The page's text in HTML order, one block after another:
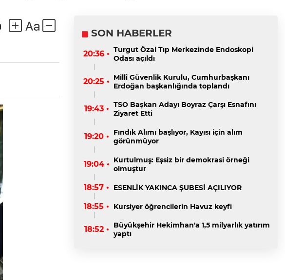
SON HABERLER
20:36 • Turgut Özal Tıp Merkezinde Endoskopi
Odası açıldı
20:25 • Millî Güvenlik Kurulu, Cumhurbaşkanı
Erdoğan başkanlığında toplandı
19:43 • TSO Başkan Adayı Boyraz Çarşı Esnafını
Ziyaret Etti
19:20 •
Fındık Alımı başlıyor, Kayısı için alım
görünmüyor
19:04 • Kurtulmuş: Eşsiz bir demokrasi örneği
olmuştur
18:57 • ESENLİK YAKINCA ŞUBESİ AÇILIYOR
18:55 • Kursiyer öğrencilerin Havuz keyfi
18:52 •
Büyükşehir Hekimhan'a 1,5 milyarlık yatırım
yaptı